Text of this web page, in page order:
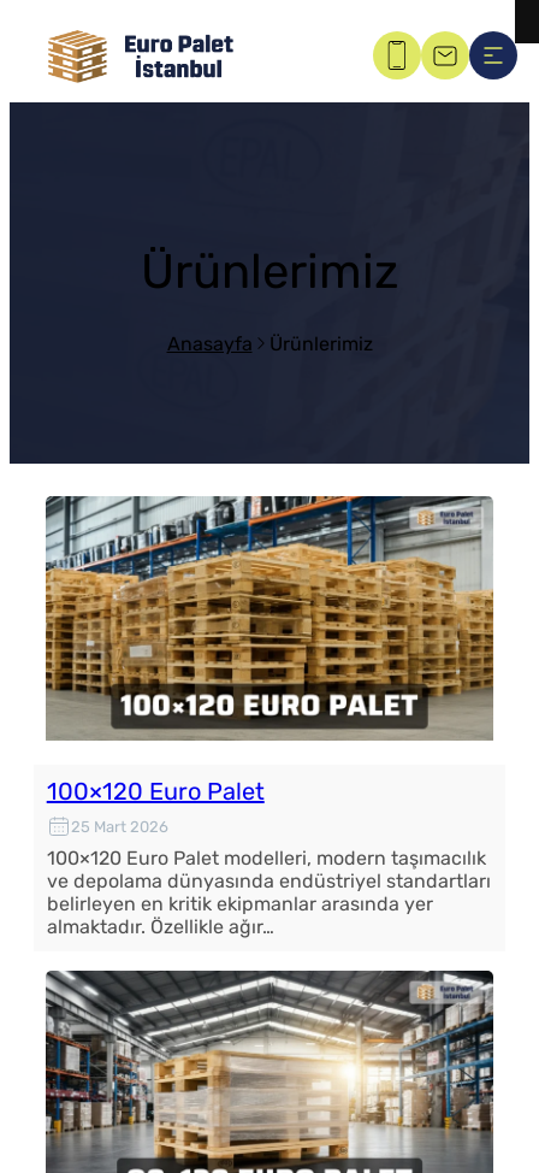
Ürünlerimiz
Anasayfa Ürünlerimiz
100×120 Euro Palet
25 Mart 2026
100×120 Euro Palet modelleri, modern taşımacılık
ve depolama dünyasında endüstriyel standartları
belirleyen en kritik ekipmanlar arasında yer
almaktadır. Özellikle ağır…